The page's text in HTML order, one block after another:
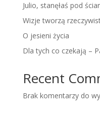
Julio, stanęłaś pod
Wizje tworzą
O jesieni życia
Dla tych co czekają –
Recent
Brak komentarzy do